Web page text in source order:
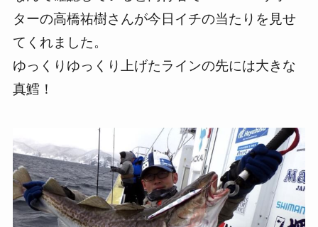
ターの高橋祐樹さんが今日イチの当たりを見せ
てくれました。
ゆっくりゆっくり上げたラインの先には大きな
真鱈！